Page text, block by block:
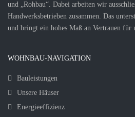
und „Rohbau“. Dabei arbeiten wir
Handwerksbetrieben zusammen. Das
und bringt ein hohes Maß an Vertrauen für
WOHNBAU-NAVIGATION
Bauleistungen
Unsere Häuser
Energieeffizienz